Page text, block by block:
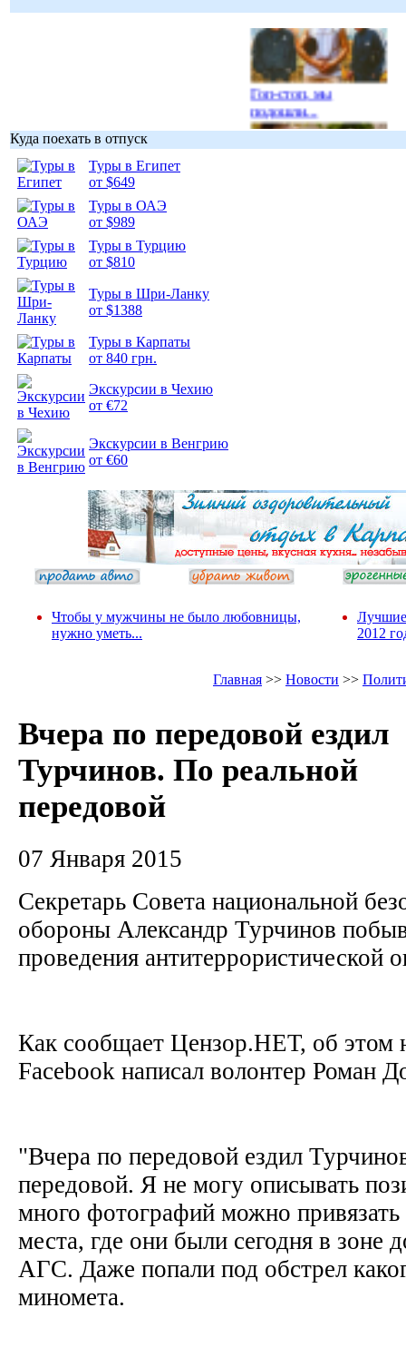
Гоп-стоп, мы
подошли...
Куда поехать в отпуск
Туры в Египет
от $649
Туры в ОАЭ
от $989
Туры в Турцию
от $810
Туры в Шри-Ланку
от $1388
Туры в Карпаты
от 840 грн.
Экскурсии в Чехию
от €72
Экскурсии в Венгрию
от €60
Чтобы у мужчины не было любовницы,
нужно уметь...
Лучшие
2012
Главная >> Новости >>
Вчера по передовой ездил
Турчинов. По реальной
передовой
07 Января 2015
Секретарь Совета национальной
обороны Александр Турчинов
проведения антитеррористической
Как сообщает Цензор.НЕТ, об этом
Facebook написал волонтер Роман
"Вчера по передовой ездил
передовой. Я не могу описывать
много фотографий можно
места, где они были сегодня в зоне
АГС. Даже попали под обстрел
миномета.